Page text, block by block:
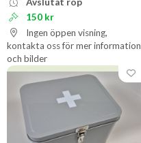
150 kr
Ingen öppen visning,
kontakta oss för mer information
och bilder